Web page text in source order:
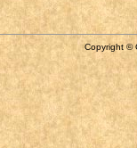
Copyright ©